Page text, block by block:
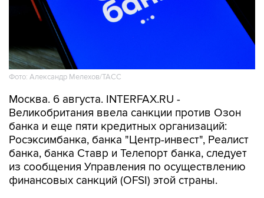
Фото: Александр Мелехов/ТАСС
Москва. 6 августа. INTERFAX.RU -
Великобритания ввела санкции против Озон
банка и еще пяти кредитных организаций:
Росэксимбанка, банка "Центр-инвест", Реалист
банка, банка Ставр и Телепорт банка, следует
из сообщения Управления по осуществлению
финансовых санкций (OFSI) этой страны.